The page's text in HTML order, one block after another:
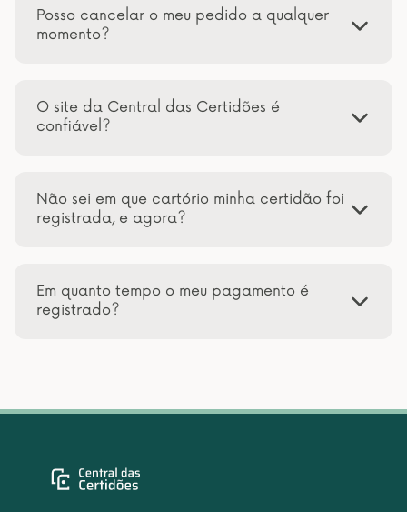
Posso cancelar o meu pedido a qualquer
momento?
O site da Central das Certidões é
confiável?
Não sei em que cartório minha certidão foi
registrada, e agora?
Em quanto tempo o meu pagamento é
registrado?